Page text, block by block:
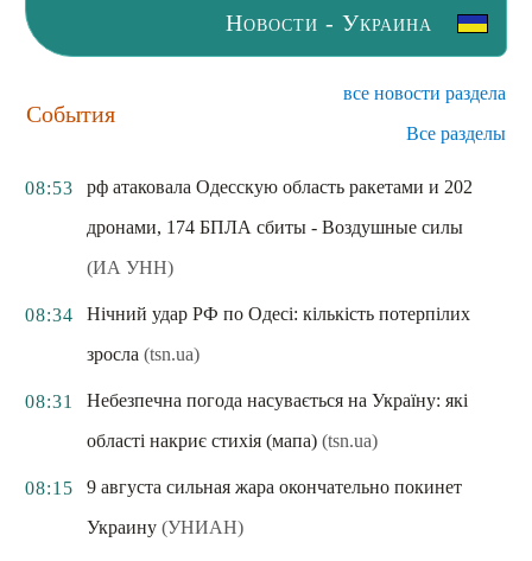
Новости - Украина
События
все новости раздела
Все разделы
08:53
рф атаковала Одесскую область ракетами и 202
дронами, 174 БПЛА сбиты - Воздушные силы
(ИА УНН)
08:34
Нічний удар РФ по Одесі: кількість потерпілих
зросла (tsn.ua)
08:31
Небезпечна погода насувається на Україну: які
області накриє стихія (мапа) (tsn.ua)
08:15
9 августа сильная жара окончательно покинет
Украину (УНИАН)